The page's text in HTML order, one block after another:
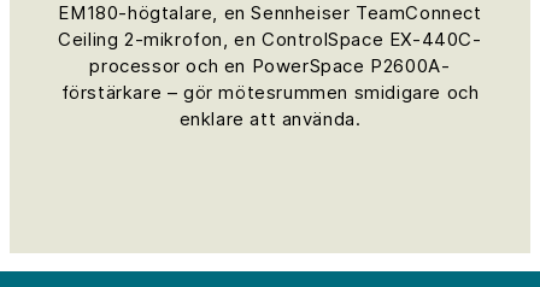
EM180-högtalare, en Sennheiser TeamConnect
Ceiling 2-mikrofon, en ControlSpace EX-440C-
processor och en PowerSpace P2600A-
förstärkare – gör mötesrummen smidigare och
enklare att använda.